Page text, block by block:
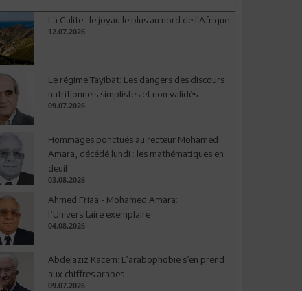
La Galite : le joyau le plus au nord de l'Afrique
12.07.2026
Le régime Tayibat: Les dangers des discours
nutritionnels simplistes et non validés
09.07.2026
Hommages ponctués au recteur Mohamed
Amara, décédé lundi : les mathématiques en
deuil
03.08.2026
Ahmed Friaa - Mohamed Amara:
l’Universitaire exemplaire
04.08.2026
Abdelaziz Kacem: L’arabophobie s’en prend
aux chiffres arabes
09.07.2026